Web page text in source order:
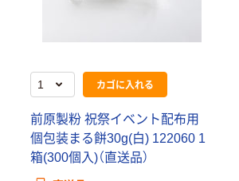
カゴに入れる
前原製粉 祝祭イベント配布用
個包装まる餅30g(白) 122060 1
箱(300個入)（直送品）